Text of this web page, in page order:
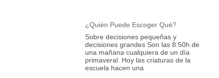
¿Quién Puede Escoger Qué?
Sobre decisiones pequeñas y
decisiones grandes Son las 8:50h de
una mañana cualquiera de un día
primaveral. Hoy las criaturas de la
escuela hacen una